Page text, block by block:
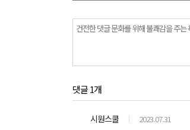
댓글 1개
시원스쿨 2023.07.31